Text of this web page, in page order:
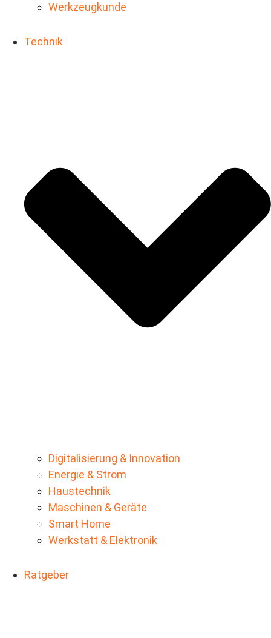
Werkzeugkunde
Technik
Digitalisierung & Innovation
Energie & Strom
Haustechnik
Maschinen & Geräte
Smart Home
Werkstatt & Elektronik
Ratgeber